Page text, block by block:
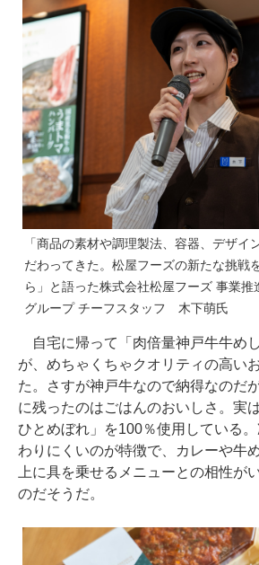
「商品の素材や調理製法、容器、デザイ
だわってきた。松屋フーズの新たな挑戦
ら」と語った株式会社松屋フーズ 事業推
グループ チーフスタッフ 木下萌氏
自宅に帰って「肉倍量神戸牛牛め
が、めちゃくちゃクオリティの高い
た。さすが神戸牛なので納得なのだ
に残ったのはごはんのおいしさ。実
ひとめぼれ」を100％使用している
わりにくいのが特徴で、カレーや牛
上に具を乗せるメニューとの相性が
のだそうだ。